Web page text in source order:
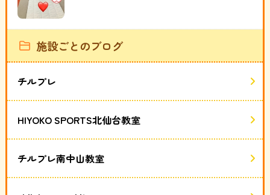
施設ごとのブログ
チルプレ
HIYOKO SPORTS北仙台教室
チルプレ南中山教室